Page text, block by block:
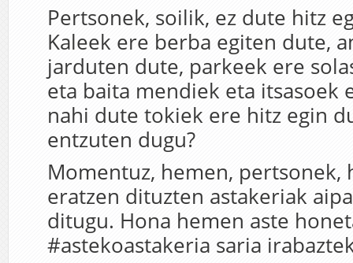
Pertsonek, soilik, ez dute hitz
Kaleek ere berba egiten dute,
jarduten dute, parkeek ere
eta baita mendiek eta itsasoek
nahi dute tokiek ere hitz egin
entzuten dugu?
Momentuz, hemen, pertsonek,
eratzen dituzten astakeriak
ditugu. Hona hemen aste
#astekoastakeria saria